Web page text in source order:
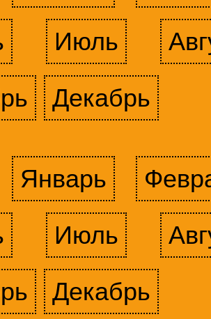
Июль
Декабрь
Январь
Июль
Декабрь